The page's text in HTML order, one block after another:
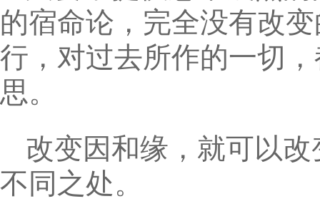
的宿命论，完全没有改
行，对过去所作的一切
思。
改变因和缘，就可以
不同之处。